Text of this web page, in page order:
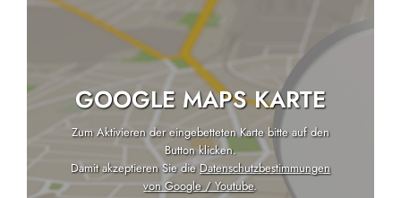
GOOGLE MAPS KARTE
Zum Aktivieren der eingebetteten Karte bitte auf den
Button klicken.
Damit akzeptieren Sie dieDatenschutzbestimmungen
von Google / Youtube.